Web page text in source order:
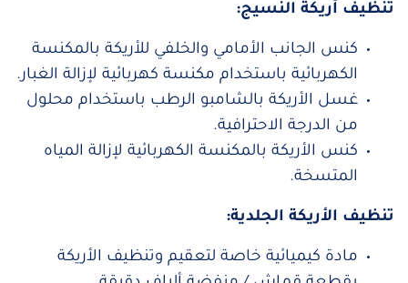
تنظيف أريكة النسيج:
كنس الجانب الأمامي والخلفي للأريكة بالمكنسة
الكهربائية باستخدام مكنسة كهربائية لإزالة الغبار.
غسل الأريكة بالشامبو الرطب باستخدام محلول
من الدرجة الاحترافية.
كنس الأريكة بالمكنسة الكهربائية لإزالة المياه
المتسخة.
تنظيف الأريكة الجلدية:
مادة كيميائية خاصة لتعقيم وتنظيف الأريكة